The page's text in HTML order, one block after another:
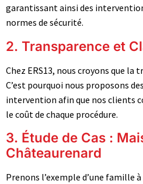
garantissant ainsi des
normes de sécurité.
2. Transparence et
Chez ERS13, nous croyons que
C’est pourquoi nous proposons
intervention afin que nos clients
le coût de chaque procédure.
3. Étude de Cas :
Châteaurenard
Prenons l’exemple d’une famille